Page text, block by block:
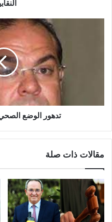
تدهور الوضع
مقالات ذات صلة